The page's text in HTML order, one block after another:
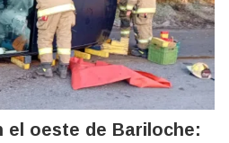
el oeste de Bariloche: